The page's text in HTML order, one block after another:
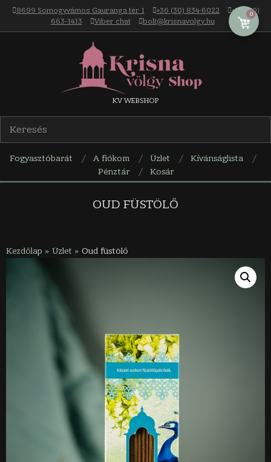
Skip
content
8699 Somogyvámos Gauranga tér 1 +36 (30) 834-6022
+36 (30)
663-1413
Viber chat bolt@krisnavolgy.hu
Krisna-
völgy
webáruház
KV WEBSHOP
Fogyasztóbarát A fiókom Üzlet
Kívánságlista
Pénztár
Kosár
OUD FÜSTÖLŐ
Kezdőlap » Üzlet » Oud füstölő
0